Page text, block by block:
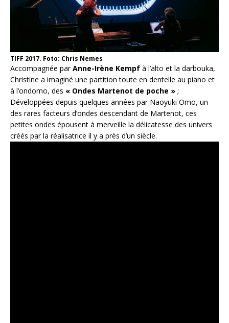
TIFF 2017. Foto: Chris Nemes
Accompagnée parAnne-Irène Kempf à l’alto et la darbouka,
Christine a imaginé une partition toute en dentelle au piano et
à l’ondomo, des « Ondes Martenot de poche » ;
Développées depuis quelques années par Naoyuki Omo, un
des rares facteurs d’ondes descendant de Martenot, ces
petites ondes épousent à merveille la délicatesse des univers
créés par la réalisatrice il y a près d’un siècle.